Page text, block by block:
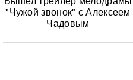
"Чужой звонок" с Алексеем
Чадовым